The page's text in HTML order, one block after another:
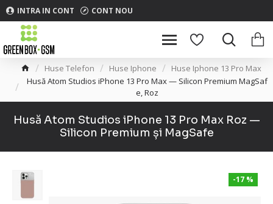
INTRA IN CONT CONT NOU
Huse Telefon Huse Iphone
Huse Iphone 13 Pro Max
Husă Atom Studios iPhone 13 Pro Max — Silicon Premium MagSaf
e, Roz
Husă Atom Studios iPhone 13 Pro Max Roz —
Silicon Premium și MagSafe
-17 %